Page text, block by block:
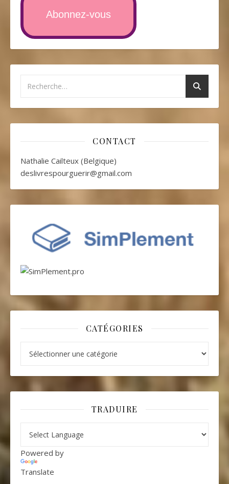
Abonnez-vous
CONTACT
Nathalie Cailteux (Belgique)
deslivrespourguerir@gmail.com
CATÉGORIES
TRADUIRE
Powered by
Translate